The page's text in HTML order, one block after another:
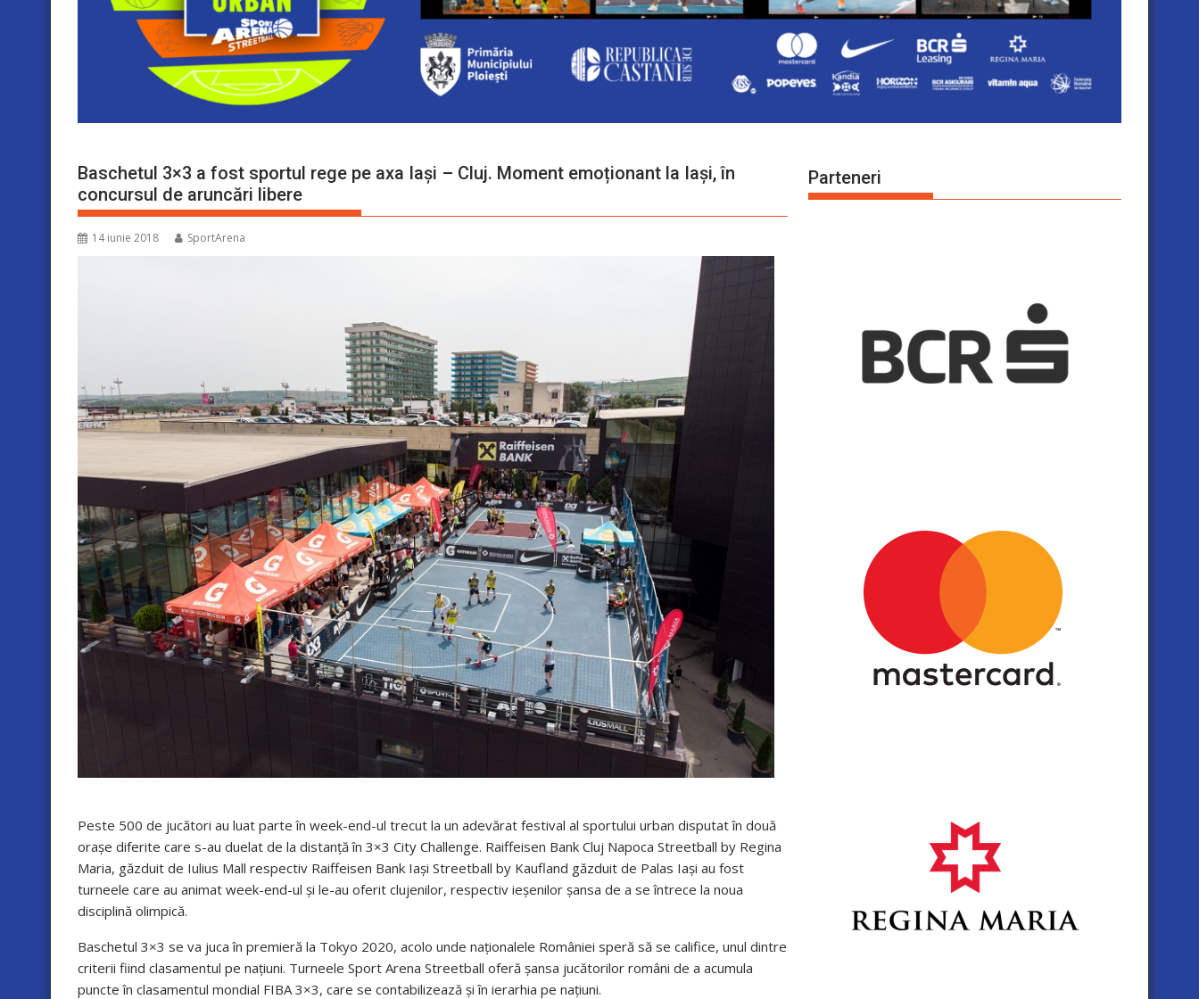
Baschetul 3×3 a fost sportul rege pe axa Iași – Cluj. Moment emoționant la Iași, în
concursul de aruncări libere
14 iunie 2018 SportArena
Peste 500 de jucători au luat parte în week-end-ul trecut la un adevărat festival al sportului urban disputat în două
orașe diferite care s-au duelat de la distanță în 3×3 City Challenge. Raiffeisen Bank Cluj Napoca Streetball by Regina
Maria, găzduit de Iulius Mall respectiv Raiffeisen Bank Iași Streetball by Kaufland găzduit de Palas Iași au fost
turneele care au animat week-end-ul și le-au oferit clujenilor, respectiv ieșenilor șansa de a se întrece la noua
disciplină olimpică.
Baschetul 3×3 se va juca în premieră la Tokyo 2020, acolo unde naționalele României speră să se califice, unul dintre
criterii fiind clasamentul pe națiuni. Turneele Sport Arena Streetball oferă șansa jucătorilor români de a acumula
puncte în clasamentul mondial FIBA 3×3, care se contabilizează și în ierarhia pe națiuni.
Parteneri